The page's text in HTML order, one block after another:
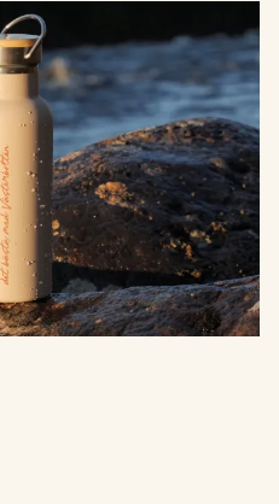
timmar eller varm i 6
termosflaska.
8 rostfritt stål som inte tar
från gifter. Kondensfri
Volym: 500 ml. Endast